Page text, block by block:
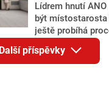
Lídrem hnutí
být místostarosta
ještě probíhá
Jana Hušbauera
redakci
Benkovič. O
Další příspěvky